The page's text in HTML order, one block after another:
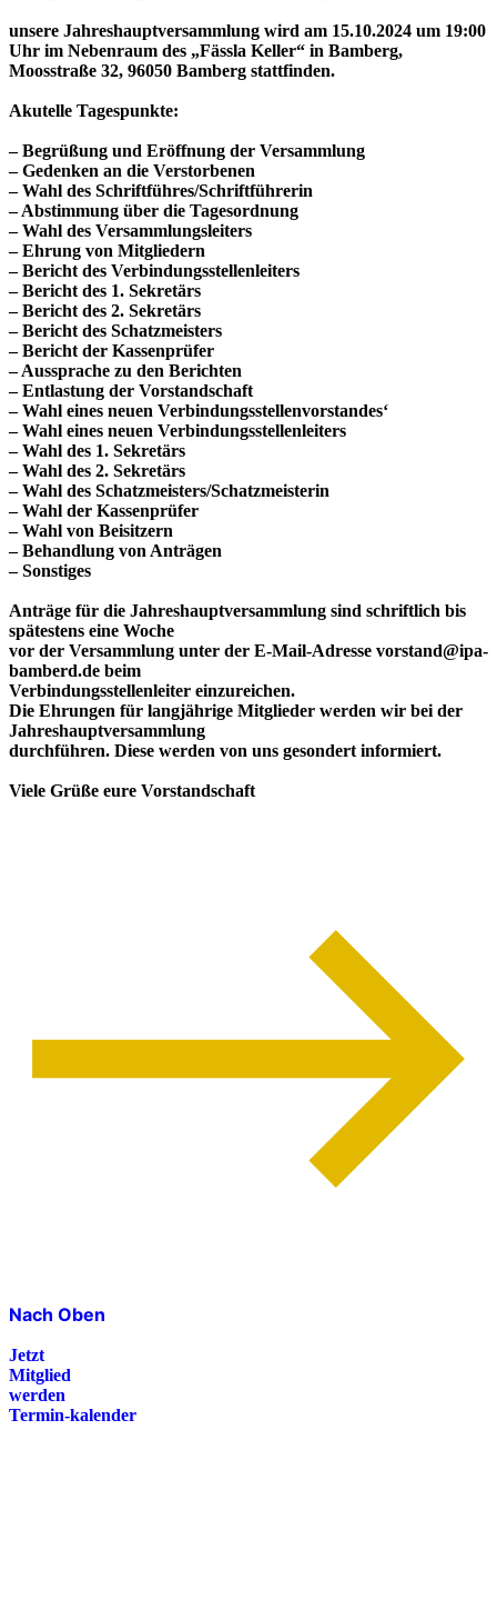
unsere Jahreshauptversammlung wird am 15.10.2024 um 19:00
Uhr im Nebenraum des „Fässla Keller“ in Bamberg,
Moosstraße 32, 96050 Bamberg stattfinden.
Akutelle Tagespunkte:
– Begrüßung und Eröffnung der Versammlung
– Gedenken an die Verstorbenen
– Wahl des Schriftführes/Schriftführerin
– Abstimmung über die Tagesordnung
– Wahl des Versammlungsleiters
– Ehrung von Mitgliedern
– Bericht des Verbindungsstellenleiters
– Bericht des 1. Sekretärs
– Bericht des 2. Sekretärs
– Bericht des Schatzmeisters
– Bericht der Kassenprüfer
– Aussprache zu den Berichten
– Entlastung der Vorstandschaft
– Wahl eines neuen Verbindungsstellenvorstandes‘
– Wahl eines neuen Verbindungsstellenleiters
– Wahl des 1. Sekretärs
– Wahl des 2. Sekretärs
– Wahl des Schatzmeisters/Schatzmeisterin
– Wahl der Kassenprüfer
– Wahl von Beisitzern
– Behandlung von Anträgen
– Sonstiges
Anträge für die Jahreshauptversammlung sind schriftlich bis
spätestens eine Woche
vor der Versammlung unter der E-Mail-Adresse vorstand@ipa-
bamberd.de beim
Verbindungsstellenleiter einzureichen.
Die Ehrungen für langjährige Mitglieder werden wir bei der
Jahreshauptversammlung
durchführen. Diese werden von uns gesondert informiert.
Viele Grüße eure Vorstandschaft
Nach Oben
Jetzt
Mitglied
werden
Termin-kalender